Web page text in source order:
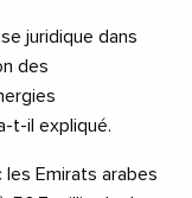
juridique dans
des
t-il expliqué.
les Emirats arabes